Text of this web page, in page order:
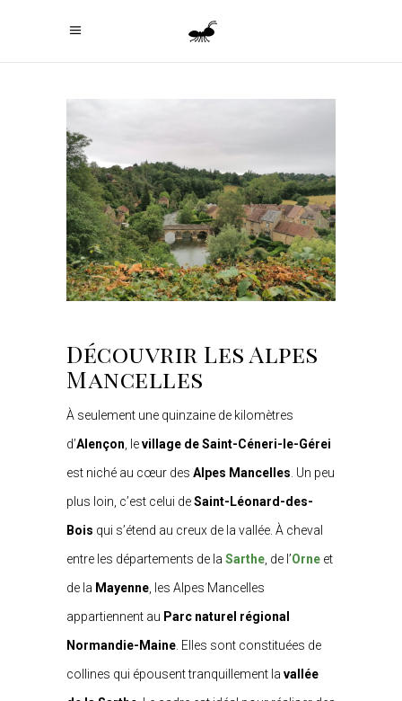
Découvrir Les Alpes
Mancelles
À seulement une quinzaine de kilomètres
d’Alençon , levillage de Saint-Céneri-le-Gérei
est niché au cœur des Alpes Mancelles . Un peu
plus loin, c’est celui deSaint-Léonard-des-
Bois qui s’étend au creux de la vallée. À cheval
entre les départements de la Sarthe , de l’Orne et
de la Mayenne , les Alpes Mancelles
appartiennent au Parc naturel régional
Normandie-Maine . Elles sont constituées de
collines qui épousent tranquillement la vallée